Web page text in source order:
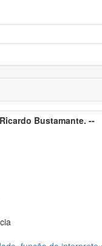
Bustamante. --